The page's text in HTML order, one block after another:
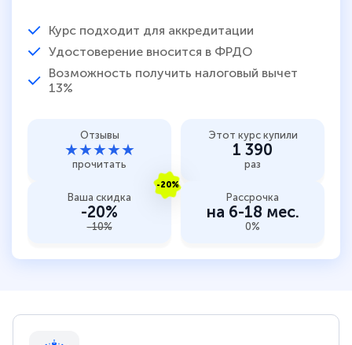
Курс подходит для аккредитации
Удостоверение вносится в ФРДО
Возможность получить налоговый вычет
13%
Отзывы
★★★★★
прочитать
Этот курс купили
1 390
раз
-20%
Ваша скидка
-20%
-10%
Рассрочка
на 6-18 мес.
0%